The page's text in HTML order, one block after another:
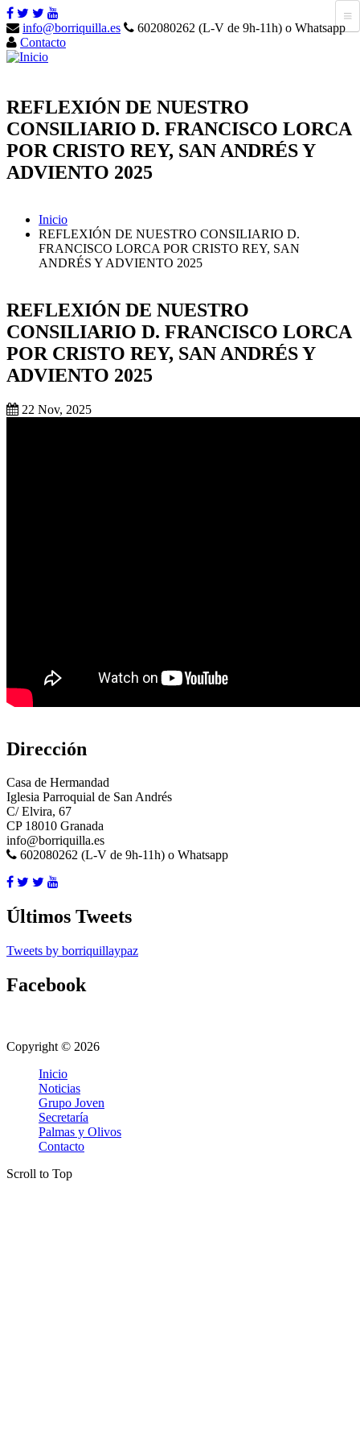
info@borriquilla.es
602080262 (L-V de 9h-11h) o Whatsapp
Contacto
REFLEXIÓN DE NUESTRO
CONSILIARIO D. FRANCISCO LORCA
POR CRISTO REY, SAN ANDRÉS Y
ADVIENTO 2025
Inicio
REFLEXIÓN DE NUESTRO CONSILIARIO D.
FRANCISCO LORCA POR CRISTO REY, SAN
ANDRÉS Y ADVIENTO 2025
REFLEXIÓN DE NUESTRO
CONSILIARIO D. FRANCISCO LORCA
POR CRISTO REY, SAN ANDRÉS Y
ADVIENTO 2025
22 Nov, 2025
Dirección
Casa de Hermandad
Iglesia Parroquial de San Andrés
C/ Elvira, 67
CP 18010 Granada
info@borriquilla.es
602080262 (L-V de 9h-11h) o Whatsapp
Últimos Tweets
Tweets by borriquillaypaz
Facebook
Copyright © 2026
Inicio
Noticias
Grupo Joven
Secretaría
Palmas y Olivos
Contacto
Scroll to Top